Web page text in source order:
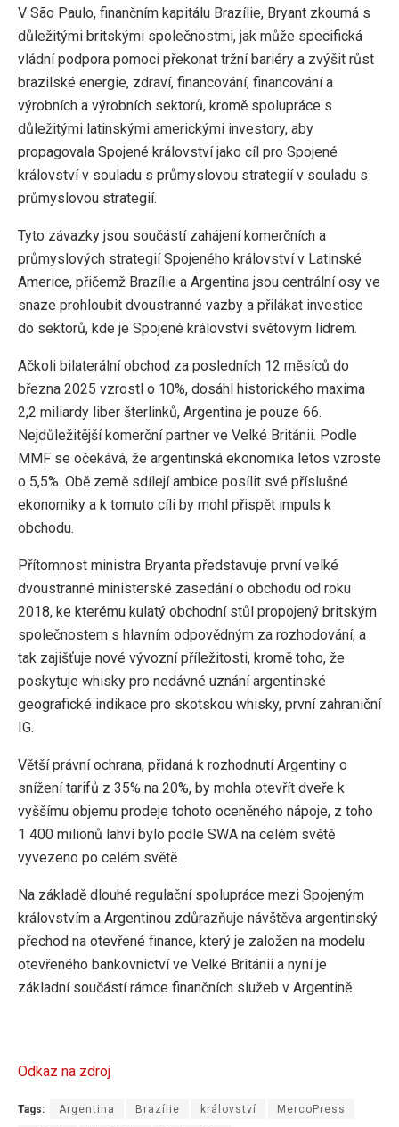
V São Paulo, finančním kapitálu Brazílie, Bryant zkoumá s
důležitými britskými společnostmi, jak může specifická
vládní podpora pomoci překonat tržní bariéry a zvýšit růst
brazilské energie, zdraví, financování, financování a
výrobních a výrobních sektorů, kromě spolupráce s
důležitými latinskými americkými investory, aby
propagovala Spojené království jako cíl pro Spojené
království v souladu s průmyslovou strategií v souladu s
průmyslovou strategií.
Tyto závazky jsou součástí zahájení komerčních a
průmyslových strategií Spojeného království v Latinské
Americe, přičemž Brazílie a Argentina jsou centrální osy ve
snaze prohloubit dvoustranné vazby a přilákat investice
do sektorů, kde je Spojené království světovým lídrem.
Ačkoli bilaterální obchod za posledních 12 měsíců do
března 2025 vzrostl o 10%, dosáhl historického maxima
2,2 miliardy liber šterlinků, Argentina je pouze 66.
Nejdůležitější komerční partner ve Velké Británii. Podle
MMF se očekává, že argentinská ekonomika letos vzroste
o 5,5%. Obě země sdílejí ambice posílit své příslušné
ekonomiky a k tomuto cíli by mohl přispět impuls k
obchodu.
Přítomnost ministra Bryanta představuje první velké
dvoustranné ministerské zasedání o obchodu od roku
2018, ke kterému kulatý obchodní stůl propojený britským
společnostem s hlavním odpovědným za rozhodování, a
tak zajišťuje nové vývozní příležitosti, kromě toho, že
poskytuje whisky pro nedávné uznání argentinské
geografické indikace pro skotskou whisky, první zahraniční
IG.
Větší právní ochrana, přidaná k rozhodnutí Argentiny o
snížení tarifů z 35% na 20%, by mohla otevřít dveře k
vyššímu objemu prodeje tohoto oceněného nápoje, z toho
1 400 milionů lahví bylo podle SWA na celém světě
vyvezeno po celém světě.
Na základě dlouhé regulační spolupráce mezi Spojeným
královstvím a Argentinou zdůrazňuje návštěva argentinský
přechod na otevřené finance, který je založen na modelu
otevřeného bankovnictví ve Velké Británii a nyní je
základní součástí rámce finančních služeb v Argentině.
Odkaz na zdroj
Tags: Argentina Brazílie království MercoPress